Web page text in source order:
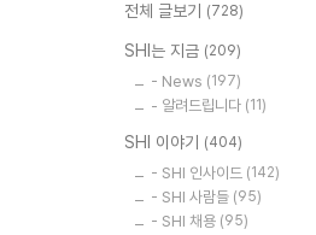
전체 글보기 (728)
SHI는 지금 (209)
- News (197)
- 알려드립니다 (11)
SHI 이야기 (404)
- SHI 인사이드 (142)
- SHI 사람들 (95)
- SHI 채용 (95)